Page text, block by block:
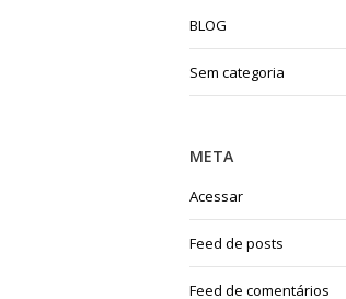
BLOG
Sem categoria
META
Acessar
Feed de posts
Feed de comentários